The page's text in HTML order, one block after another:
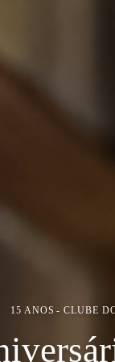
15 ANOS CLUBE